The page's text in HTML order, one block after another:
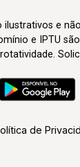
e
e IPTU
de